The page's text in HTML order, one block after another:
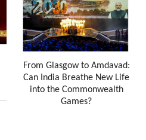
From Glasgow to Amdavad:
Can India Breathe New Life
into the Commonwealth
Games?